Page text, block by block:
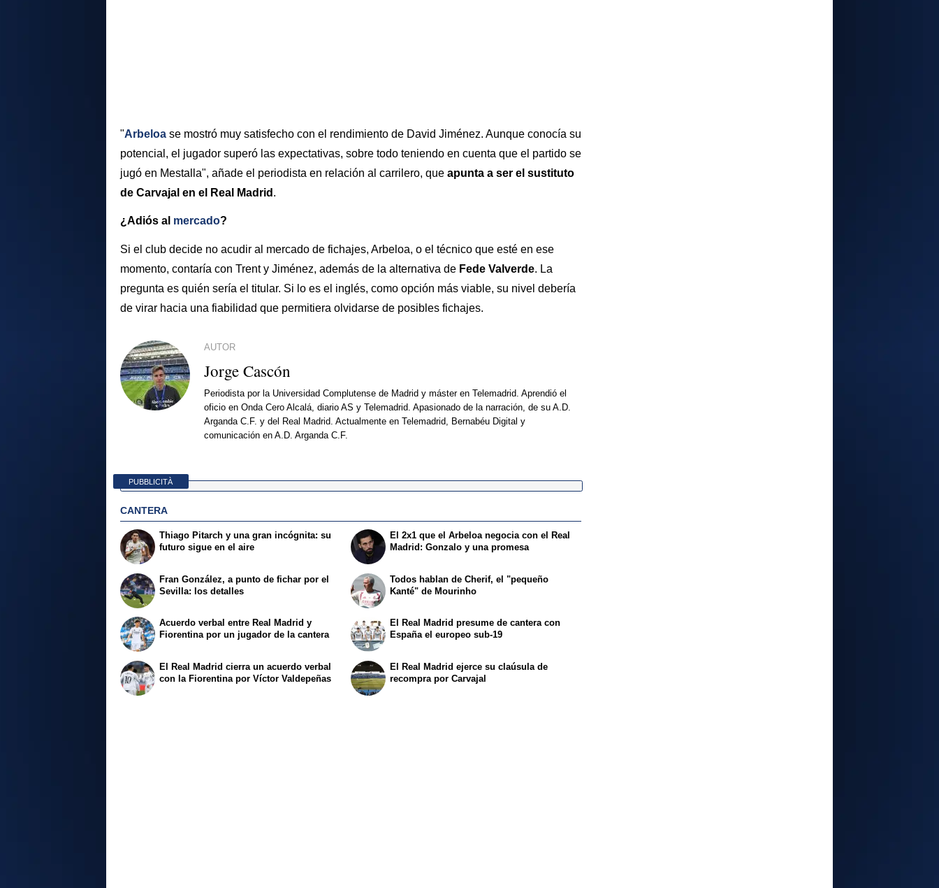
"Arbeloa se mostró muy satisfecho con el rendimiento de David Jiménez. Aunque conocía su
potencial, el jugador superó las expectativas, sobre todo teniendo en cuenta que el partido se
jugó en Mestalla", añade el periodista en relación al carrilero, que apunta a ser el sustituto
de Carvajal en el Real Madrid .
¿Adiós al mercado?
Si el club decide no acudir al mercado de fichajes, Arbeloa, o el técnico que esté en ese
momento, contaría con Trent y Jiménez, además de la alternativa de Fede Valverde. La
pregunta es quién sería el titular. Si lo es el inglés, como opción más viable, su nivel debería
de virar hacia una fiabilidad que permitiera olvidarse de posibles fichajes.
AUTOR
Jorge Cascón
Periodista por la Universidad Complutense de Madrid y máster en Telemadrid. Aprendió el
oficio en Onda Cero Alcalá, diario AS y Telemadrid. Apasionado de la narración, de su A.D.
Arganda C.F. y del Real Madrid. Actualmente en Telemadrid, Bernabéu Digital y
comunicación en A.D. Arganda C.F.
PUBBLICITÀ
CANTERA
Thiago Pitarch y una gran incógnita: su
futuro sigue en el aire
Fran González, a punto de fichar por el
Sevilla: los detalles
El 2x1 que el Arbeloa negocia con el Real
Madrid: Gonzalo y una promesa
Todos hablan de Cherif, el "pequeño
Kanté" de Mourinho
Acuerdo verbal entre Real Madrid y
Fiorentina por un jugador de la cantera
El Real Madrid cierra un acuerdo verbal
con la Fiorentina por Víctor Valdepeñas
El Real Madrid presume de cantera con
España el europeo sub-19
El Real Madrid ejerce su claúsula de
recompra por Carvajal